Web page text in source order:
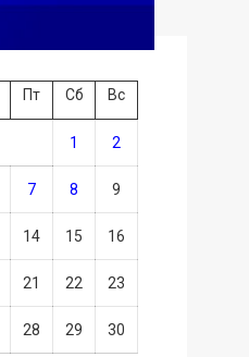
Пт Сб Вс
1 2
7 8 9
14 15 16
21 22 23
28 29 30